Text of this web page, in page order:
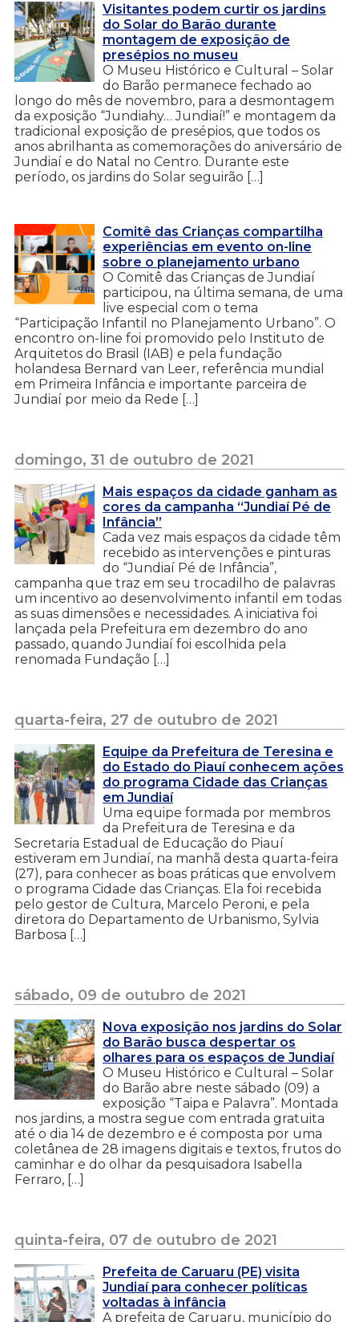
Visitantes podem curtir os jardins
do Solar do Barão durante
montagem de exposição de
presépios no museu
O Museu Histórico e Cultural – Solar
do Barão permanece fechado ao
longo do mês de novembro, para a desmontagem
da exposição “Jundiahy… Jundiaí!” e montagem da
tradicional exposição de presépios, que todos os
anos abrilhanta as comemorações do aniversário de
Jundiaí e do Natal no Centro. Durante este
período, os jardins do Solar seguirão […]
Comitê das Crianças compartilha
experiências em evento on-line
sobre o planejamento urbano
O Comitê das Crianças de Jundiaí
participou, na última semana, de uma
live especial com o tema
“Participação Infantil no Planejamento Urbano”. O
encontro on-line foi promovido pelo Instituto de
Arquitetos do Brasil (IAB) e pela fundação
holandesa Bernard van Leer, referência mundial
em Primeira Infância e importante parceira de
Jundiaí por meio da Rede […]
domingo, 31 de outubro de 2021
Mais espaços da cidade ganham as
cores da campanha “Jundiaí Pé de
Infância”
Cada vez mais espaços da cidade têm
recebido as intervenções e pinturas
do “Jundiaí Pé de Infância”,
campanha que traz em seu trocadilho de palavras
um incentivo ao desenvolvimento infantil em todas
as suas dimensões e necessidades. A iniciativa foi
lançada pela Prefeitura em dezembro do ano
passado, quando Jundiaí foi escolhida pela
renomada Fundação […]
quarta-feira, 27 de outubro de 2021
Equipe da Prefeitura de Teresina e
do Estado do Piauí conhecem ações
do programa Cidade das Crianças
em Jundiaí
Uma equipe formada por membros
da Prefeitura de Teresina e da
Secretaria Estadual de Educação do Piauí
estiveram em Jundiaí, na manhã desta quarta-feira
(27), para conhecer as boas práticas que envolvem
o programa Cidade das Crianças. Ela foi recebida
pelo gestor de Cultura, Marcelo Peroni, e pela
diretora do Departamento de Urbanismo, Sylvia
Barbosa […]
sábado, 09 de outubro de 2021
Nova exposição nos jardins do Solar
do Barão busca despertar os
olhares para os espaços de Jundiaí
O Museu Histórico e Cultural – Solar
do Barão abre neste sábado (09) a
exposição “Taipa e Palavra”. Montada
nos jardins, a mostra segue com entrada gratuita
até o dia 14 de dezembro e é composta por uma
coletânea de 28 imagens digitais e textos, frutos do
caminhar e do olhar da pesquisadora Isabella
Ferraro, […]
quinta-feira, 07 de outubro de 2021
Prefeita de Caruaru (PE) visita
Jundiaí para conhecer políticas
voltadas à infância
A prefeita de Caruaru, município do